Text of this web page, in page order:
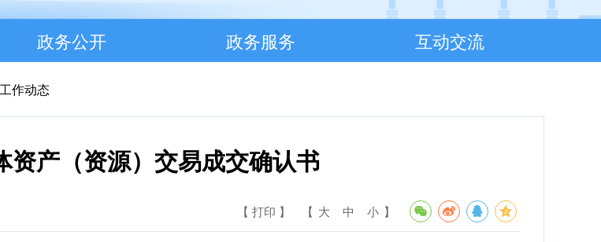
政务公开 政务服务 互动交流
工作动态
资产（资源）交易成交确认书
【 打印 】 【 大 中 小 】